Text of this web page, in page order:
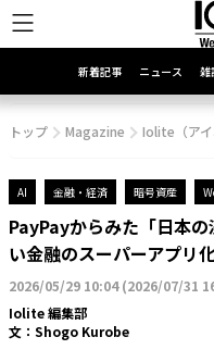
新着記事 ニュース 雑
トップ Magazine Iolite（ア
AI 金融・経済 暗号資産
PayPayからみた「日本
い金融のスーパーアプリ
2026/05/29 10:04(2026/07/31
Iolite 編集部
文： Shogo Kurobe